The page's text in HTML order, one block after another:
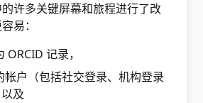
许多关键屏幕和旅程进行了改
易：
ORCID 记录，
帐户（包括社交登录、机构登录
及